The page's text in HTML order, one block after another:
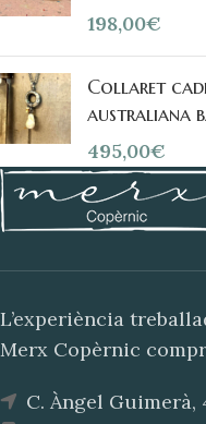
198,00€
Collaret
australiana
495,00€
L’experiència
Merx Copèrnic
C. Àngel Guimerà,